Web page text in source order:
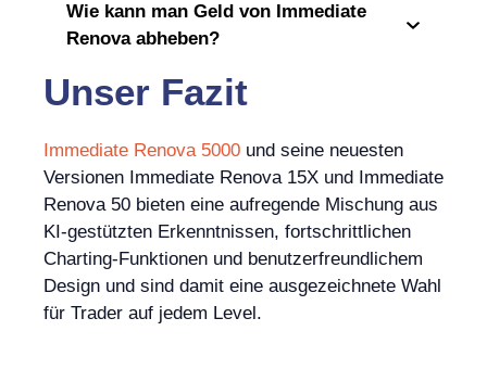
Wie kann man Geld von Immediate
Renova abheben?
Unser Fazit
Immediate Renova 5000 und seine neuesten
Versionen Immediate Renova 15X und Immediate
Renova 50 bieten eine aufregende Mischung aus
KI-gestützten Erkenntnissen, fortschrittlichen
Charting-Funktionen und benutzerfreundlichem
Design und sind damit eine ausgezeichnete Wahl
für Trader auf jedem Level.